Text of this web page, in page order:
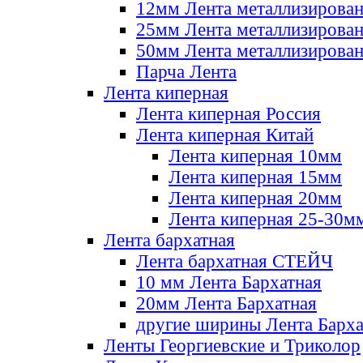
12мм Лента
25мм Лента
50мм Лента
Парча Лента
Лента киперная
Лента киперная Россия
Лента киперная Китай
Лента киперная 10мм
Лента киперная 15мм
Лента киперная 20мм
Лента киперная 25-
Лента бархатная
Лента бархатная СТЕЙЧ
10 мм Лента Бархатная
20мм Лента Бархатная
другие ширины Лента
Ленты Георгиевские и Триколор